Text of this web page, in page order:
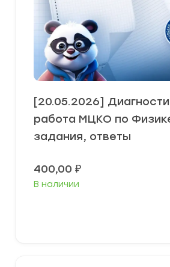
[20.05.2026]
работа МЦКО по
задания, ответы
400,00 ₽
В наличии